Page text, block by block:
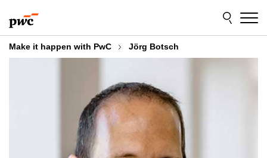
to
content
to
footer
Make it happen with PwC Jörg Botsch